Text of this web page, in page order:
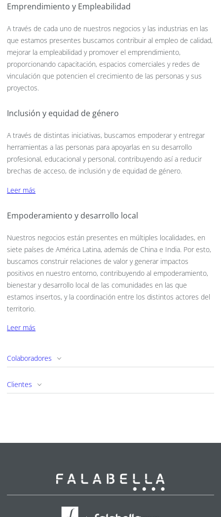
Emprendimiento y Empleabilidad
A través de cada uno de nuestros negocios y las industrias en las
que estamos presentes buscamos contribuir al empleo de calidad,
mejorar la empleabilidad y promover el emprendimiento,
proporcionando capacitación, espacios comerciales y redes de
vinculación que potencien el crecimiento de las personas y sus
proyectos.
Inclusión y equidad de género
A través de distintas iniciativas, buscamos empoderar y entregar
herramientas a las personas para apoyarlas en su desarrollo
profesional, educacional y personal, contribuyendo así a reducir
brechas de acceso, de inclusión y de equidad de género.
Leer más
Empoderamiento y desarrollo local
Nuestros negocios están presentes en múltiples localidades, en
siete países de América Latina, además de China e India. Por esto,
buscamos construir relaciones de valor y generar impactos
positivos en nuestro entorno, contribuyendo al empoderamiento,
bienestar y desarrollo local de las comunidades en las que
estamos insertos, y la coordinación entre los distintos actores del
territorio.
Leer más
Colaboradores
Clientes